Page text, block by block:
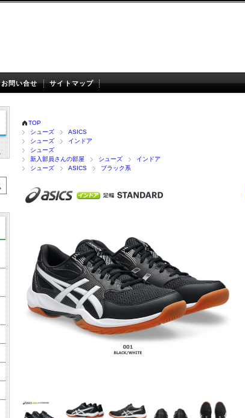
お問い合せ サイトマップ
TOP
シューズ
ASICS
シューズ
インドア
シューズ
新入部員さんの部屋
シューズ
インドア
シューズ
ASICS ブラック系